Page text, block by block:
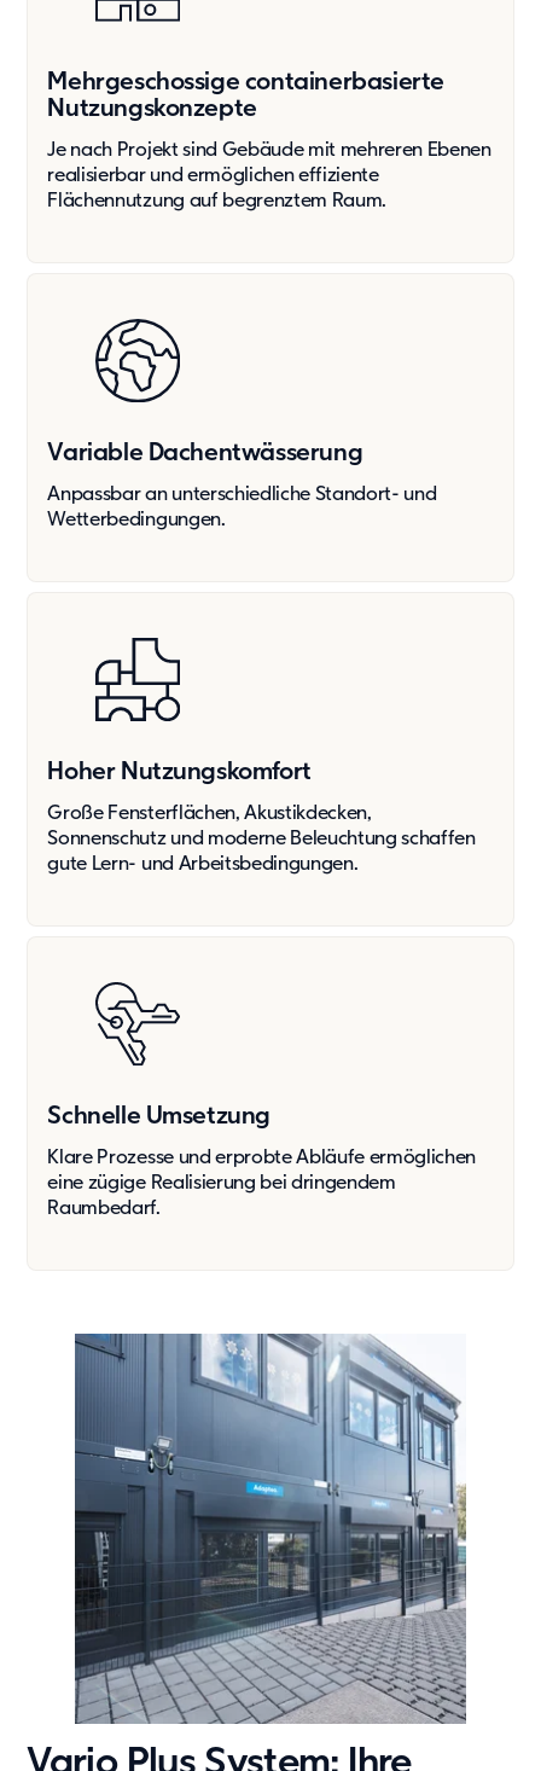
Mehrgeschossige containerbasierte
Nutzungskonzepte
Je nach Projekt sind Gebäude mit mehreren Ebenen
realisierbar und ermöglichen effiziente
Flächennutzung auf begrenztem Raum.
Variable Dachent­wässerung
Anpassbar an unterschiedliche Standort- und
Wetterbedingungen.
Hoher Nutzungskomfort
Große Fensterflächen, Akustikdecken,
Sonnenschutz und moderne Beleuchtung schaffen
gute Lern- und Arbeitsbedingungen.
Schnelle Umsetzung
Klare Prozesse und erprobte Abläufe ermöglichen
eine zügige Realisierung bei dringendem
Raumbedarf.